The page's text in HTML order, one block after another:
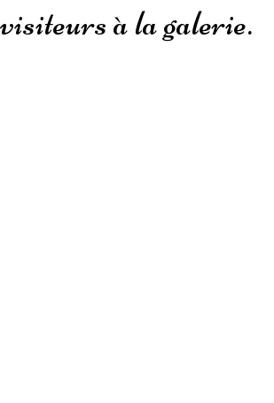
visiteurs à la galerie.